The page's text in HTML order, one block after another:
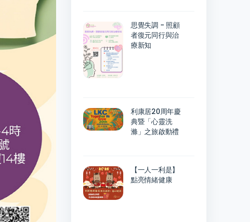
思覺失調 - 照顧
者復元同行與治
療新知
利康居20周年慶
典暨「心靈洗
滌」之旅啟動禮
【一人一利是】
點亮情緒健康